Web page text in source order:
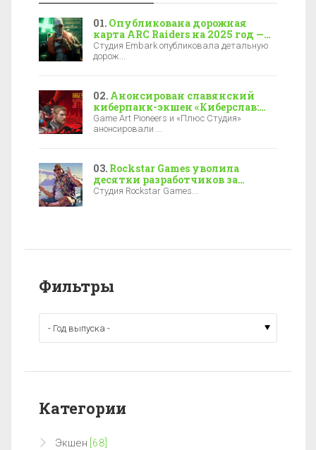
Опубликована дорожная
карта ARC Raiders на 2025 год —
новая локация, боссы и зимние
события
Студия Embark опубликовала детальную
дорож...
Анонсирован славянский
киберпанк-экшен «Киберслав:
Затмение» — релиз уже в 2027-м
Game Art Pioneers и «Плюс Студия»
анонсировали ...
Rockstar Games уволила
десятки разработчиков за
полгода до выхода GTA 6
Студия Rockstar Games...
Фильтры
Категории
Экшен [68]